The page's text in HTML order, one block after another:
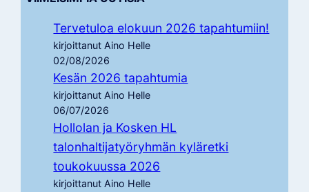
Tervetuloa elokuun 2026 tapahtumiin!
kirjoittanut Aino Helle
02/08/2026
Kesän 2026 tapahtumia
kirjoittanut Aino Helle
06/07/2026
Hollolan ja Kosken HL
talonhaltijatyöryhmän kyläretki
toukokuussa 2026
kirjoittanut Aino Helle